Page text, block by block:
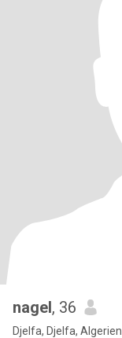
nagel, 36
Djelfa, Djelfa, Algerien